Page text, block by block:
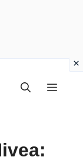
Menu